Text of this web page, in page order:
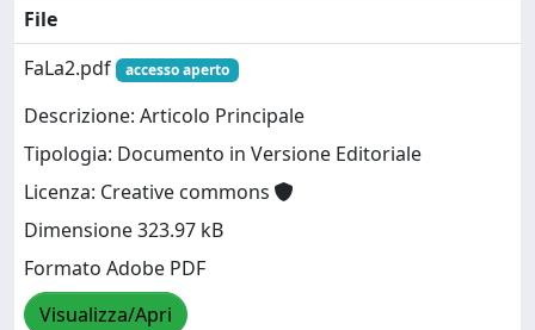
File
FaLa2.pdf
accesso aperto
Descrizione: Articolo Principale
Tipologia: Documento in Versione Editoriale
Licenza: Creative commons
Dimensione 323.97 kB
Formato Adobe PDF
Visualizza/Apri